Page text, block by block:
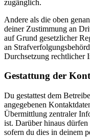
zugänglich.
Andere als die oben
deiner Zustimmung an
auf Grund gesetzlicher
an
Durchsetzung rechtlicher
Gestattung der
Du gestattest dem
angegebenen
Übermittlung zentraler
ist. Darüber hinaus
sofern du dies in deinem